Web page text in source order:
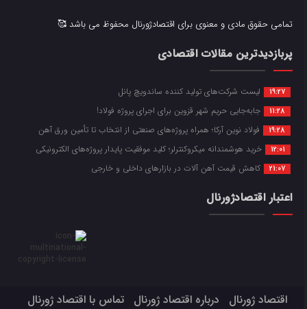
تمامی حقوق مادی و معنوی برای اقتصادژورنال محفوظ می باشد 🥰
پربازدیدترین مقالات اقتصادی
19:27 لیست شرکت‌های تولید کننده ساندویچ پانل
11:28 جابه‌جایی حریم شهر قزوین برای اجرای پروژه فولاد!
19:28 فولاد نوین آرکا؛ همراه پروژه‌های صنعتی از انتخاب تا تأمین ورق آهن
12:01 خرید هوشمندانه میکروکنترلر؛ کلید موفقیت پایدار پروژه‌های الکترونیکی
21:07 کاهش قیمت آهن آلات در بازارهای داخلی و خارجی
اعتبار اقتصادژورنال
اقتصاد ژورنال درباره اقتصاد ژورنال تماس با اقتصاد ژورنال